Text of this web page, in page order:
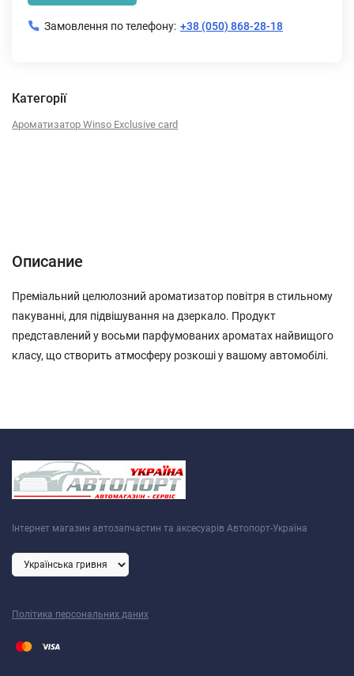
Замовлення по телефону: +38 (050) 868-28-18
Категорії
Ароматизатор Winso Exclusive card
Описание
Преміальний целюлозний ароматизатор повітря в стильному
пакуванні, для підвішування на дзеркало. Продукт
представлений у восьми парфумованих ароматах найвищого
класу, що створить атмосферу розкоші у вашому автомобілі.
Інтернет магазин автозапчастин та аксесуарів Автопорт-Україна
Політика персональних даних